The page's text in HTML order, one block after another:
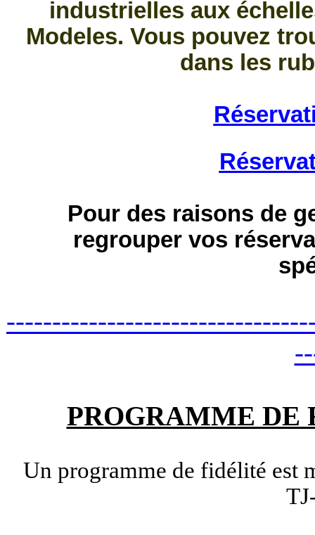
industrielles aux
Modeles. Vous pouvez
dans les
Pour des raisons de
regrouper vos
PROGRAMME DE
Un programme de fidélité est